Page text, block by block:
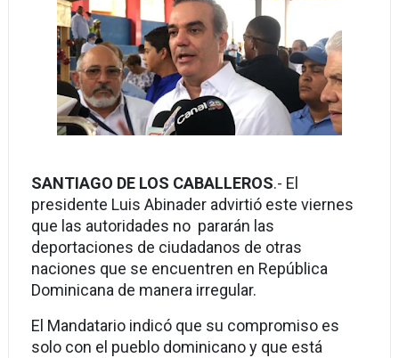
SANTIAGO DE LOS CABALLEROS.- El
presidente Luis Abinader advirtió este viernes
que las autoridades no pararán las
deportaciones de ciudadanos de otras
naciones que se encuentren en República
Dominicana de manera irregular.
El Mandatario indicó que su compromiso es
solo con el pueblo dominicano y que está